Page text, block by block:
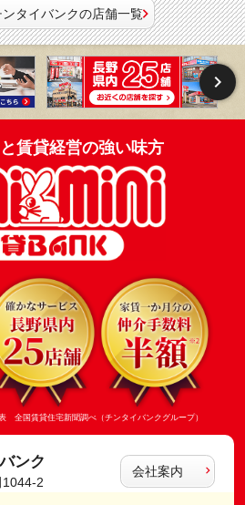
ンタイバンクの店舗一覧
賃貸経営の強い味方
全国賃貸住宅新聞調べ（チンタイバンクグループ）
ンク
1044-2
会社案内